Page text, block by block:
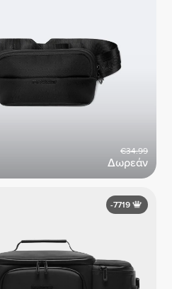
Δωρεάν
€34.99
-7719